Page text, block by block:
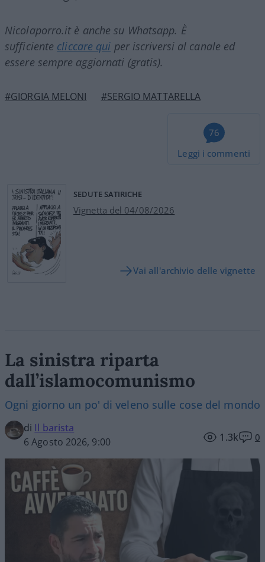
Nicolaporro.it è anche su Whatsapp. È
sufficiente cliccare qui per iscriversi al canale ed
essere sempre aggiornati (gratis).
#GIORGIA MELONI #SERGIO MATTARELLA
76
Leggi i commenti
SEDUTE SATIRICHE
Vignetta del 04/08/2026
Vai all'archivio delle vignette
La sinistra riparta
dall’islamocomunismo
Ogni giorno un po' di veleno sulle cose del mondo
di Il barista
6 Agosto 2026, 9:00
1.3k 0